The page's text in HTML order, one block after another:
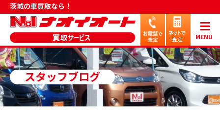
茨城の車買取なら！
MENU
スタッフブログ